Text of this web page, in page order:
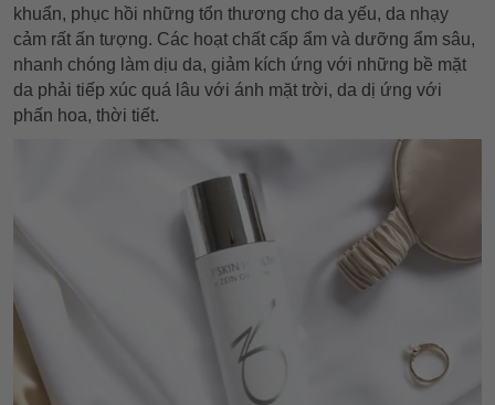
khuẩn, phục hồi những tổn thương cho da yếu, da nhạy
cảm rất ấn tượng. Các hoạt chất cấp ẩm và dưỡng ẩm sâu,
nhanh chóng làm dịu da, giảm kích ứng với những bề mặt
da phải tiếp xúc quá lâu với ánh mặt trời, da dị ứng với
phấn hoa, thời tiết.